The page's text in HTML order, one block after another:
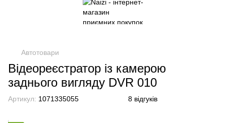
Автотовари
Відеореєстратор із камерою
заднього вигляду DVR 010
Артикул: 1071335055 8 відгуків